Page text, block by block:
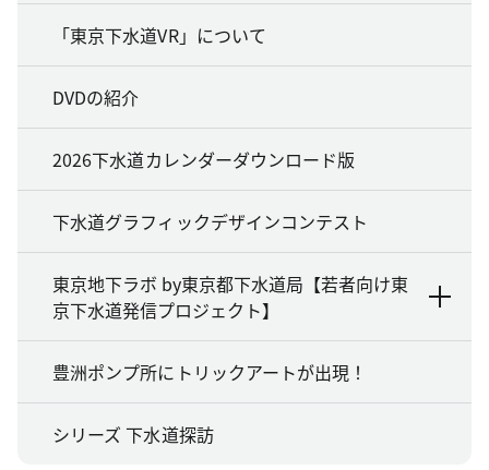
「東京下水道VR」について
DVDの紹介
2026下水道カレンダーダウンロード版
下水道グラフィックデザインコンテスト
東京地下ラボ by東京都下水道局【若者向け東
京下水道発信プロジェクト】
豊洲ポンプ所にトリックアートが出現！
シリーズ 下水道探訪